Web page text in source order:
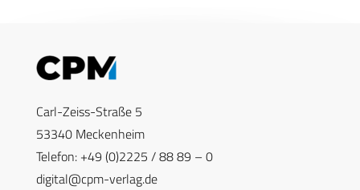
Carl-Zeiss-Straße 5
53340 Meckenheim
Telefon: +49 (0)2225 / 88 89 – 0
digital@cpm-verlag.de